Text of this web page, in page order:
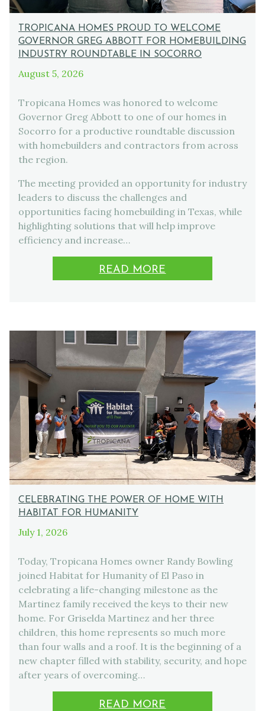
TROPICANA HOMES PROUD TO WELCOME
GOVERNOR GREG ABBOTT FOR HOMEBUILDING
INDUSTRY ROUNDTABLE IN SOCORRO
August 5, 2026
Tropicana Homes was honored to welcome
Governor Greg Abbott to one of our homes in
Socorro for a productive roundtable discussion
with homebuilders and contractors from across
the region.
The meeting provided an opportunity for industry
leaders to discuss the challenges and
opportunities facing homebuilding in Texas, while
highlighting solutions that will help improve
efficiency and increase…
READ MORE
CELEBRATING THE POWER OF HOME WITH
HABITAT FOR HUMANITY
July 1, 2026
Today, Tropicana Homes owner Randy Bowling
joined Habitat for Humanity of El Paso in
celebrating a life-changing milestone as the
Martinez family received the keys to their new
home. For Griselda Martinez and her three
children, this home represents so much more
than four walls and a roof. It is the beginning of a
new chapter filled with stability, security, and hope
after years of overcoming…
READ MORE